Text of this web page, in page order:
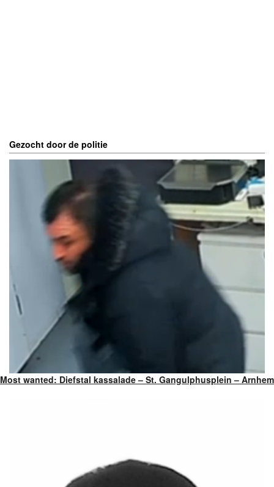
Gezocht door de politie
Most wanted: Diefstal kassalade – St. Gangulphusplein – Arnhem